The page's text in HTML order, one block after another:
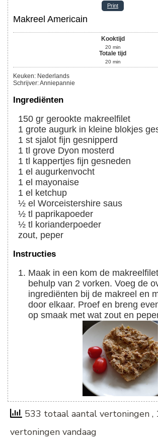
Print
Makreel Americain
Kooktijd
20 min
Totale tijd
20 min
Keuken: Nederlands
Schrijver:Anniepannie
Ingrediënten
150 gr gerookte makreelfilet
1 grote augurk in kleine blokjes
1 st sjalot fijn gesnipperd
1 tl grove Dyon mosterd
1 tl kappertjes fijn gesneden
1 el augurkenvocht
1 el mayonaise
1 el ketchup
½ el Worceistershire saus
½ tl paprikapoeder
½ tl korianderpoeder
zout, peper
Instructies
Maak in een kom de makreelfilets klein met
behulp van 2 vorken. Voeg de
ingrediënten bij de makreel en
door elkaar. Proef en breng
op smaak met wat zout en
533 totaal aantal vertoningen ,
vertoningen vandaag